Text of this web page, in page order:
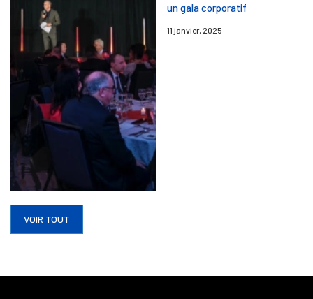
un gala corporatif
11 janvier, 2025
VOIR TOUT